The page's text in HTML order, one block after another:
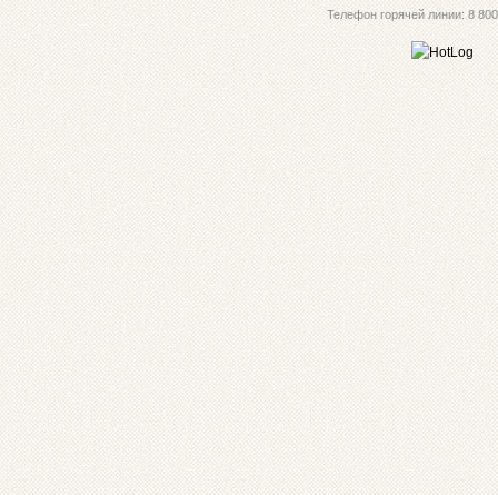
Телефон горячей линии: 8